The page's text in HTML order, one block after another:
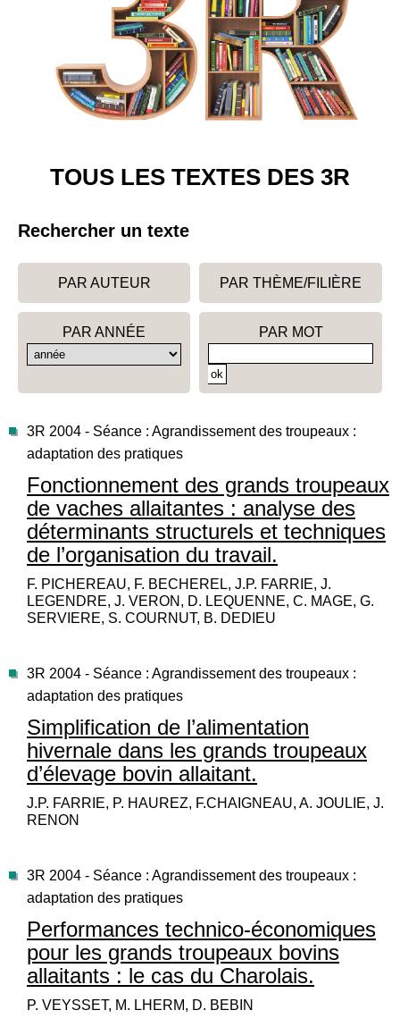
TOUS LES TEXTES DES 3R
Rechercher un texte
PAR AUTEUR PAR THÈME/FILIÈRE
PAR ANNÉE PAR MOT
3R 2004 - Séance : Agrandissement des troupeaux :
adaptation des pratiques
Fonctionnement des grands troupeaux
de vaches allaitantes : analyse des
déterminants structurels et techniques
de l’organisation du travail.
F. PICHEREAU, F. BECHEREL, J.P. FARRIE, J.
LEGENDRE, J. VERON, D. LEQUENNE, C. MAGE, G.
SERVIERE, S. COURNUT, B. DEDIEU
3R 2004 - Séance : Agrandissement des troupeaux :
adaptation des pratiques
Simplification de l’alimentation
hivernale dans les grands troupeaux
d’élevage bovin allaitant.
J.P. FARRIE, P. HAUREZ, F.CHAIGNEAU, A. JOULIE, J.
RENON
3R 2004 - Séance : Agrandissement des troupeaux :
adaptation des pratiques
Performances technico-économiques
pour les grands troupeaux bovins
allaitants : le cas du Charolais.
P. VEYSSET, M. LHERM, D. BEBIN